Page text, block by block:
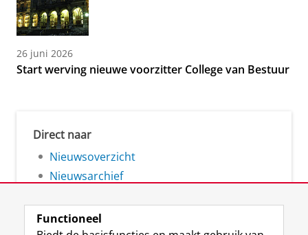
26 juni 2026
Start werving nieuwe voorzitter College van Bestuur
Direct naar
Nieuwsoverzicht
Nieuwsarchief
Functioneel